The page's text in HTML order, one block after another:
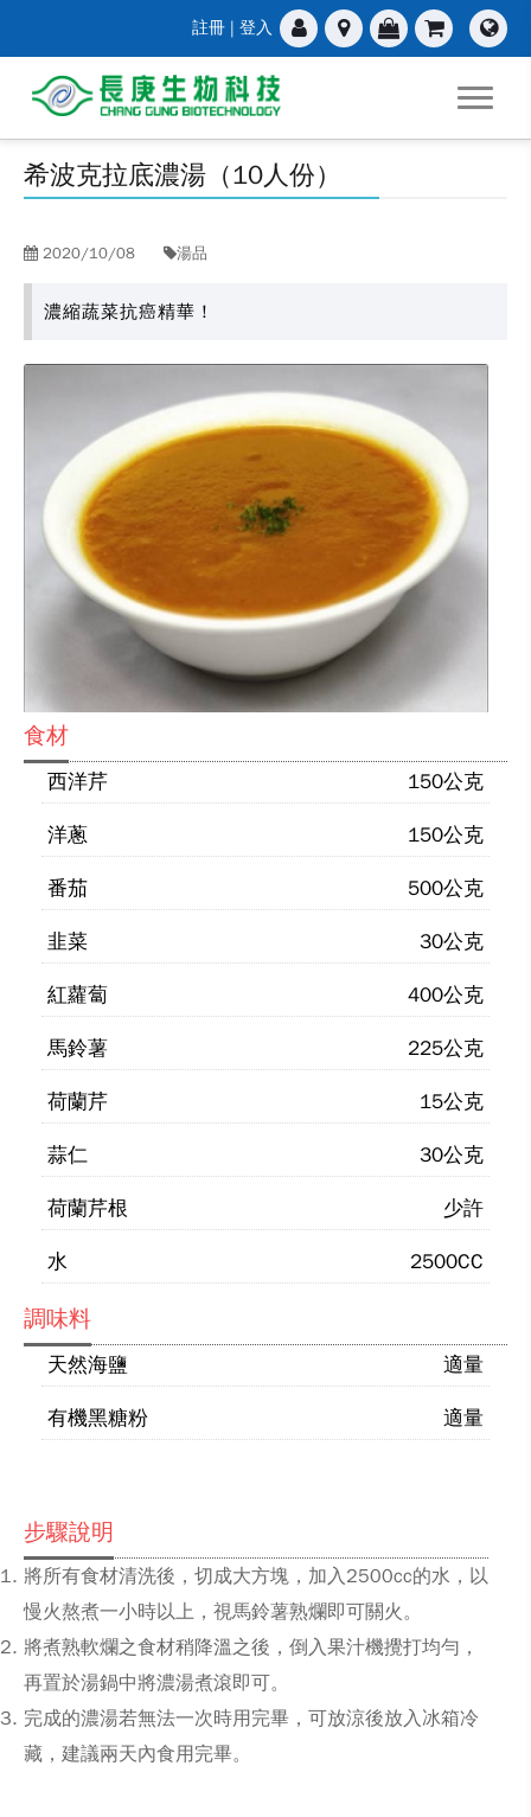
註冊 | 登入
希波克拉底濃湯（10人份）
2020/10/08 湯品
濃縮蔬菜抗癌精華！
食材
西洋芹 150公克
洋蔥 150公克
番茄 500公克
韭菜 30公克
紅蘿蔔 400公克
馬鈴薯 225公克
荷蘭芹 15公克
蒜仁 30公克
荷蘭芹根 少許
水 2500CC
調味料
天然海鹽 適量
有機黑糖粉 適量
步驟說明
將所有食材清洗後，切成大方塊，加入2500cc的水，以
慢火熬煮一小時以上，視馬鈴薯熟爛即可關火。
將煮熟軟爛之食材稍降溫之後，倒入果汁機攪打均勻，
再置於湯鍋中將濃湯煮滾即可。
完成的濃湯若無法一次時用完畢，可放涼後放入冰箱冷
藏，建議兩天內食用完畢。